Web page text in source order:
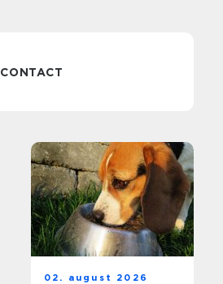
CONTACT
02. august 2026